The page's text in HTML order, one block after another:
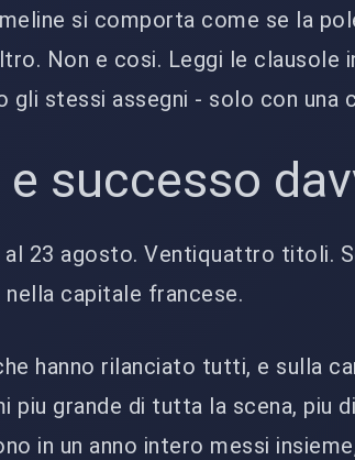
si comporta come se la
Non e cosi. Leggi le
gli stessi assegni - solo con una
e successo
al 23 agosto. Ventiquattro titoli.
capitale francese.
hanno rilanciato tutti, e sulla
piu grande di tutta la scena, piu
in un anno intero messi